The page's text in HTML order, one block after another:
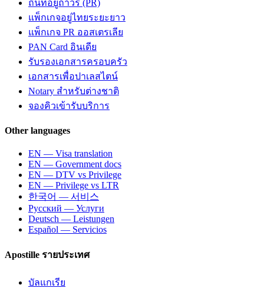
ถิ่นที่อยู่ถาวร (PR)
แพ็กเกจอยู่ไทยระยะยาว
แพ็กเกจ PR ออสเตรเลีย
PAN Card อินเดีย
รับรองเอกสารครอบครัว
เอกสารเพื่อปาเลสไตน์
Notary สำหรับต่างชาติ
จองคิวเข้ารับบริการ
Other languages
EN — Visa translation
EN — Government docs
EN — DTV vs Privilege
EN — Privilege vs LTR
한국어 — 서비스
Русский — Услуги
Deutsch — Leistungen
Español — Servicios
Apostille รายประเทศ
บัลแกเรีย